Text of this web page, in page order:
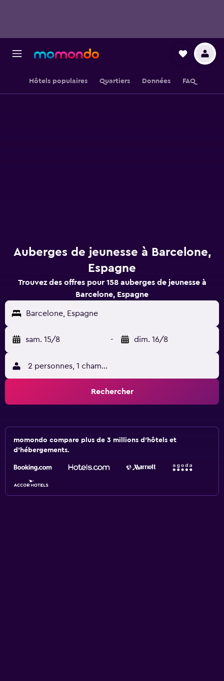
Hôtels populaires Quartiers Données FAQ
Auberges de jeunesse à Barcelone,
Espagne
Trouvez des offres pour 158 auberges de jeunesse à
Barcelone, Espagne
Barcelone, Espagne
sam. 15/8 - dim. 16/8
2 personnes, 1 chambre
Rechercher
momondo compare plus de 3 millions d'hôtels et
d'hébergements.